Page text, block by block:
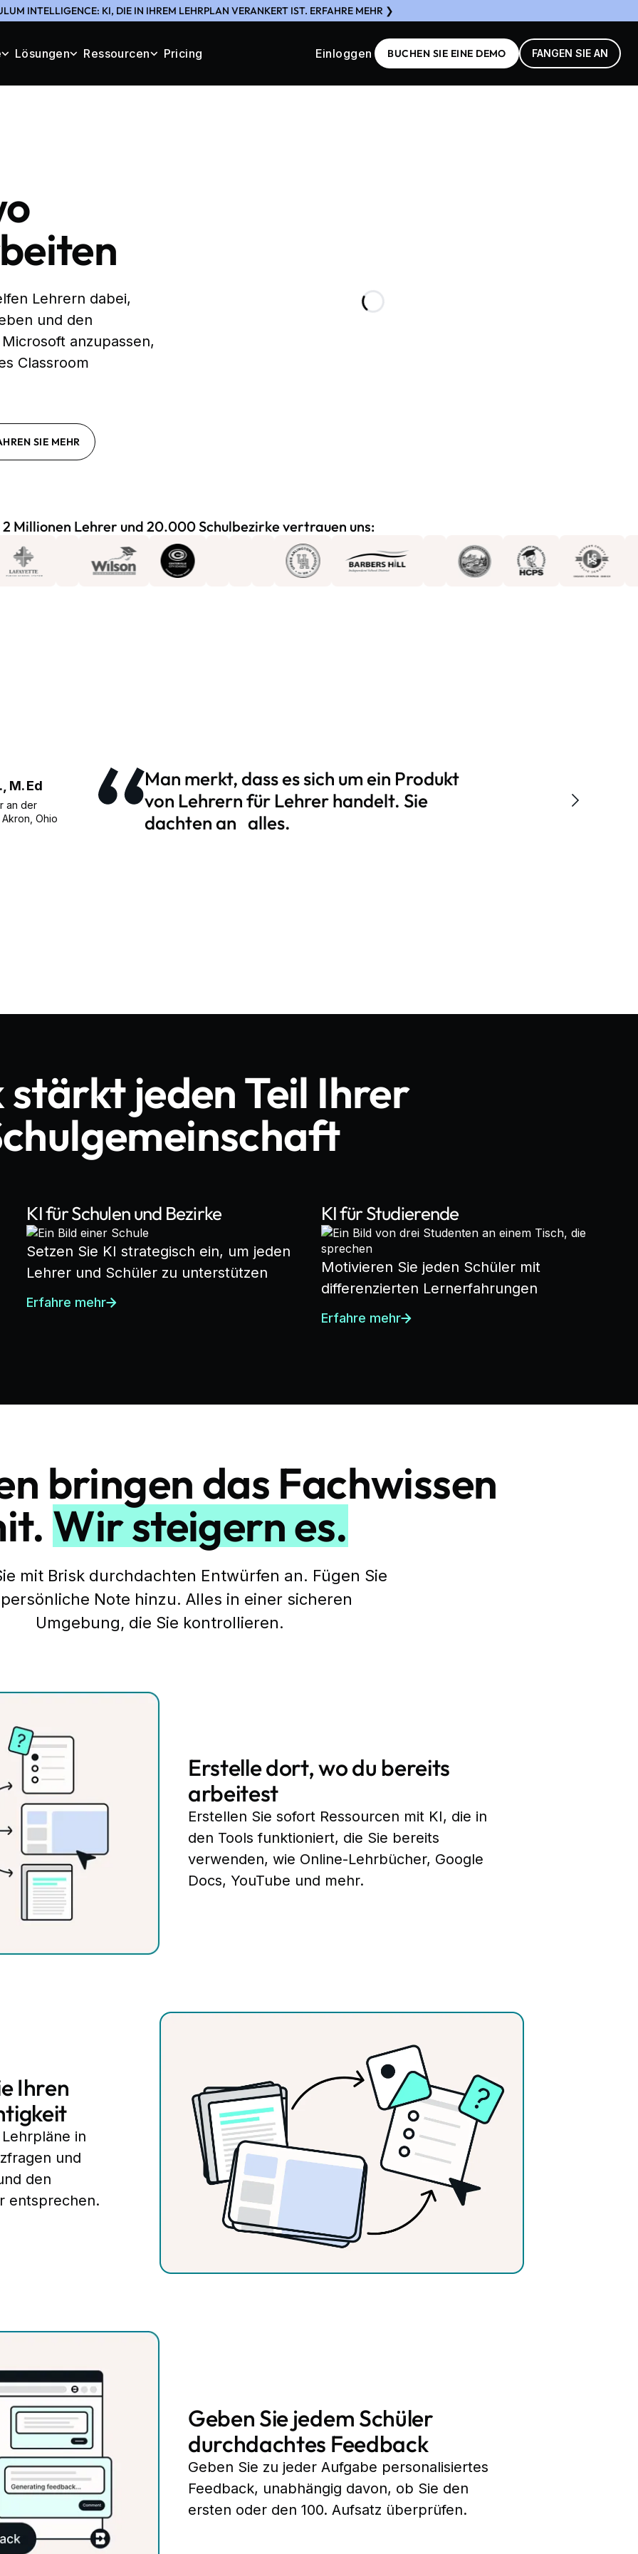
INTELLIGENCE: KI, DIE IN IHREM LEHRPLAN VERANKERT IST. ERFAHRE MEHR ❯
Lösungen Ressourcen Pricing Einloggen BUCHEN SIE EINE DEMO FANGEN SIE AN
Lehrern dabei,
und den
anzupassen,
Classroom
SIE MEHR
Millionen Lehrer und 20.000 Schulbezirke vertrauen uns:
M. Ed
an der
Ohio
Man merkt, dass es sich um ein Produkt
von Lehrern für Lehrer handelt. Sie
dachten an alles.
stärkt jeden Teil Ihrer
KI für Schulen und Bezirke
Setzen Sie KI strategisch ein, um jeden
Lehrer und Schüler zu unterstützen
Erfahre mehr
KI für Studierende
Motivieren Sie jeden Schüler mit
differenzierten Lernerfahrungen
Erfahre mehr
bringen das Fachwissen
Wir steigern es.
mit Brisk durchdachten Entwürfen an. Fügen Sie
Note hinzu. Alles in einer sicheren
Umgebung, die Sie kontrollieren.
Erstelle dort, wo du bereits
arbeitest
Erstellen Sie sofort Ressourcen mit KI, die in
den Tools funktioniert, die Sie bereits
verwenden, wie Online-Lehrbücher, Google
Docs, YouTube und mehr.
Ihren
in
und
den
entsprechen.
Geben Sie jedem Schüler
durchdachtes Feedback
Geben Sie zu jeder Aufgabe personalisiertes
Feedback, unabhängig davon, ob Sie den
ersten oder den 100. Aufsatz überprüfen.